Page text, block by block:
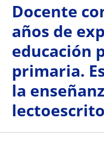
Docente
años de
educación
primaria.
la
lectoescrito